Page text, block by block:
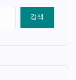
검색